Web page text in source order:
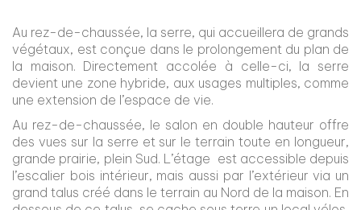
Au rez-de-chaussée, la serre, qui accueillera de grands
végétaux, est conçue dans le prolongement du plan de
la maison. Directement accolée à celle-ci, la serre
devient une zone hybride, aux usages multiples, comme
une extension de l’espace de vie.
Au rez-de-chaussée, le salon en double hauteur offre
des vues sur la serre et sur le terrain toute en longueur,
grande prairie, plein Sud. L’étage est accessible depuis
l’escalier bois intérieur, mais aussi par l’extérieur via un
grand talus créé dans le terrain au Nord de la maison. En